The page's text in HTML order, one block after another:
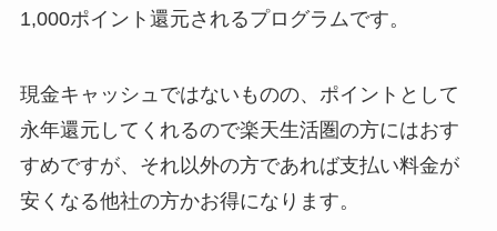
1,000ポイント還元されるプログラムです。
現金キャッシュではないものの、ポイントとして
永年還元してくれるので楽天生活圏の方にはおす
すめですが、それ以外の方であれば支払い料金が
安くなる他社の方かお得になります。